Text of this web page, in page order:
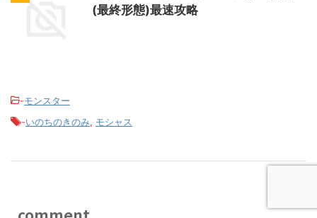
(最終形態)最速攻略
-モンスター
-いのちのきのみ, モシャス